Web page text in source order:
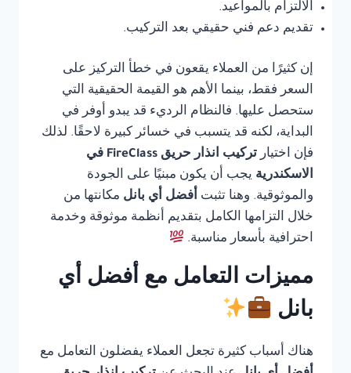
الالتزام بالمواعيد.
تقديم دعم فني حقيقي بعد التركيب.
إن كثيرًا من العملاء يقعون في خطأ التركيز على
السعر فقط، بينما الأهم هو القيمة الحقيقية التي
ستحصل عليها. فالنظام الرديء قد يبدو أوفر في
البداية، لكنه قد يتسبب في خسائر كبيرة لاحقًا. لذلك
فإن اختيار
تركيب انذار حريق FireClass في
الاسكندرية يجب أن يكون مبنيًا على الجودة
والموثوقية. وهنا تثبت أفضل أي بانل مكانتها من
خلال التزامها الكامل بتقديم أنظمة موثوقة وخدمة
احترافية بأسعار مناسبة.
مميزات التعامل مع أفضل أي
بانل
هناك أسباب كثيرة تجعل العملاء يفضلون التعامل مع